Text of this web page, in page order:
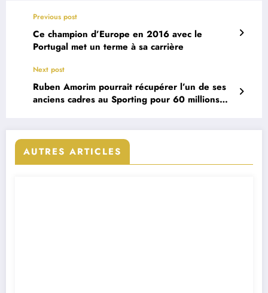
Previous post
Ce champion d’Europe en 2016 avec le
Portugal met un terme à sa carrière
Next post
Ruben Amorim pourrait récupérer l’un de ses
anciens cadres au Sporting pour 60 millions
AUTRES ARTICLES